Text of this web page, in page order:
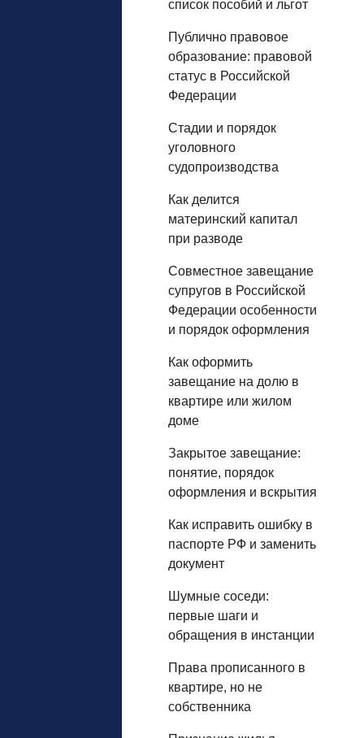
список пособий и льгот
Публично правовое
образование: правовой
статус в Российской
Федерации
Стадии и порядок
уголовного
судопроизводства
Как делится
материнский капитал
при разводе
Совместное завещание
супругов в Российской
Федерации особенности
и порядок оформления
Как оформить
завещание на долю в
квартире или жилом
доме
Закрытое завещание:
понятие, порядок
оформления и вскрытия
Как исправить ошибку в
паспорте РФ и заменить
документ
Шумные соседи:
первые шаги и
обращения в инстанции
Права прописанного в
квартире, но не
собственника